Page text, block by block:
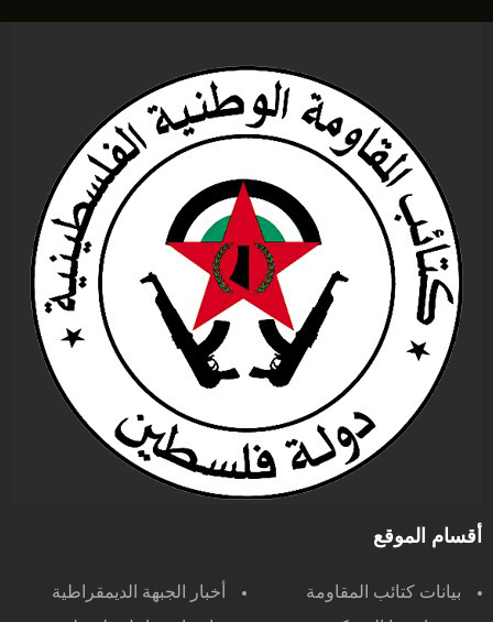
أقسام الموقع
بيانات كتائب المقاومة
أخبار الجبهة الديمقراطية